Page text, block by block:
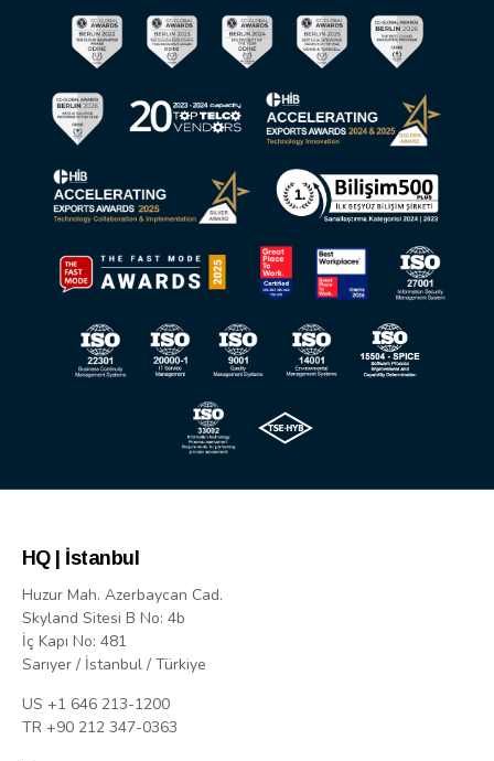
HQ | İstanbul
Huzur Mah. Azerbaycan Cad.
Skyland Sitesi B No: 4b
İç Kapı No: 481
Sarıyer / İstanbul / Türkiye
US +1 646 213-1200
TR +90 212 347-0363